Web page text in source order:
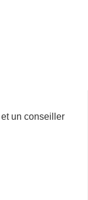
et un conseiller